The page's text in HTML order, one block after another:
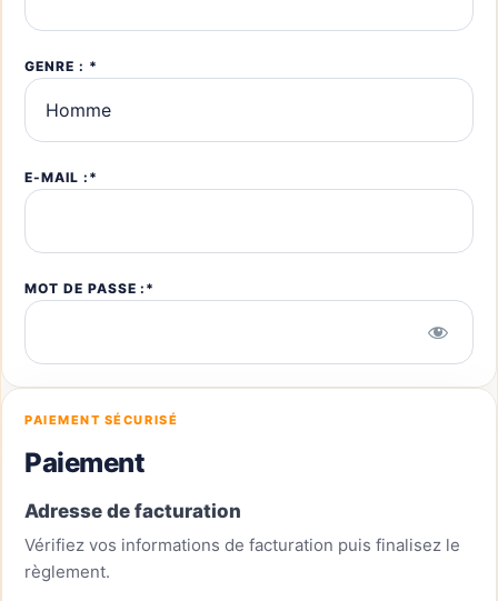
GENRE : *
E-MAIL :*
MOT DE PASSE :*
PAIEMENT SÉCURISÉ
Paiement
Adresse de facturation
Vérifiez vos informations de facturation puis finalisez le
règlement.